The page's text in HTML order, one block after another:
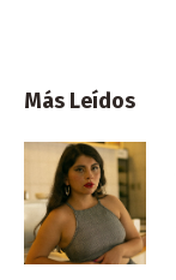
Más Leídos